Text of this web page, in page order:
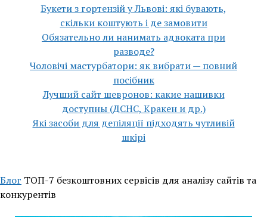
Букети з гортензій у Львові: які бувають,
скільки коштують і де замовити
Обязательно ли нанимать адвоката при
разводе?
Чоловічі мастурбатори: як вибрати — повний
посібник
Лучший сайт шевронов: какие нашивки
доступны (ДСНС, Кракен и др.)
Які засоби для депіляції підходять чутливій
шкірі
Блог ТОП-7 безкоштовних сервісів для аналізу сайтів та
конкурентів